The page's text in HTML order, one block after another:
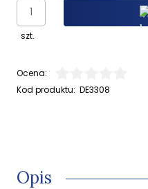
szt.
Ocena:
Kod produktu: DE3308
Opis